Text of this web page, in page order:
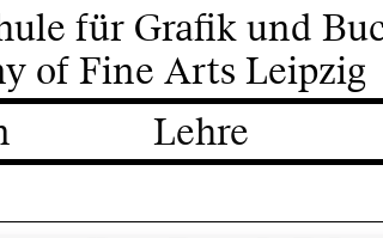
für Grafik und
of Fine Arts Leipzig
Lehre